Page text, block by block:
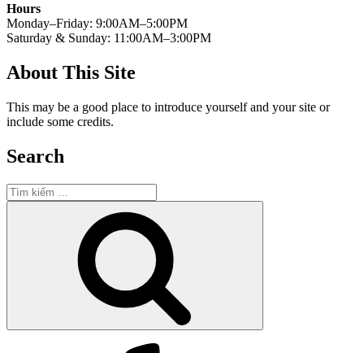
Hours
Monday–Friday: 9:00AM–5:00PM
Saturday & Sunday: 11:00AM–3:00PM
About This Site
This may be a good place to introduce yourself and your site or
include some credits.
Search
Tìm
kiếm: